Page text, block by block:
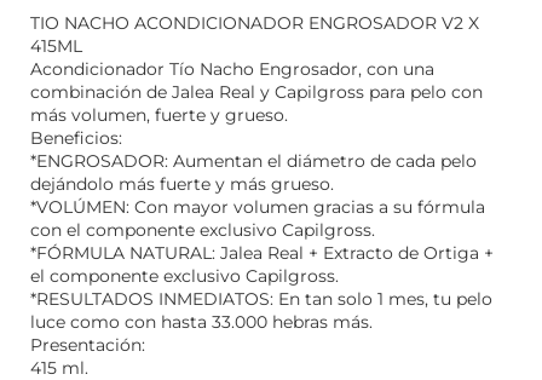
TIO NACHO ACONDICIONADOR ENGROSADOR V2 X
415ML
Acondicionador Tío Nacho Engrosador, con una
combinación de Jalea Real y Capilgross para pelo con
más volumen, fuerte y grueso.
Beneficios:
*ENGROSADOR: Aumentan el diámetro de cada pelo
dejándolo más fuerte y más grueso.
*VOLÚMEN: Con mayor volumen gracias a su fórmula
con el componente exclusivo Capilgross.
*FÓRMULA NATURAL: Jalea Real + Extracto de Ortiga +
el componente exclusivo Capilgross.
*RESULTADOS INMEDIATOS: En tan solo 1 mes, tu pelo
luce como con hasta 33.000 hebras más.
Presentación:
415 ml.